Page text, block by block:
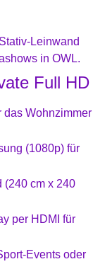
Full HD
das Wohnzimmer
(1080p) für
(240 cm x 240
per HDMI für
Events oder